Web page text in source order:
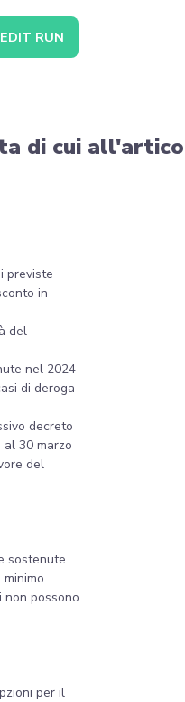
RUN
cui
previste
in
del
nel 2024
di deroga
decreto
30 marzo
del
sostenute
possono
per il